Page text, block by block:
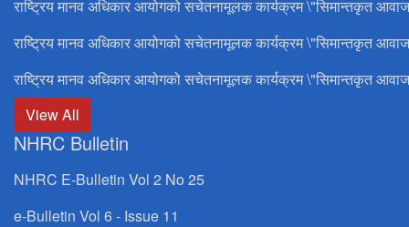
राष्ट्रिय मानव अधिकार आयोगको सचेतनामूलक कार्यक्रम \"सिमान्तकृत
राष्ट्रिय मानव अधिकार आयोगको सचेतनामूलक कार्यक्रम \"सिमान्तकृत
राष्ट्रिय मानव अधिकार आयोगको सचेतनामूलक कार्यक्रम \"सिमान्तकृत
View All
NHRC Bulletin
NHRC E-Bulletin Vol 2 No 25
e-Bulletin Vol 6 - Issue 11